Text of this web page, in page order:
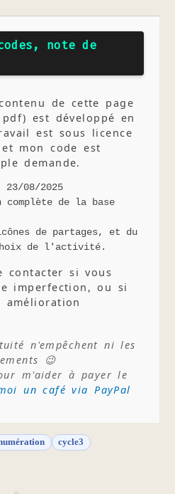
note de
de cette page
est développé en
est sous licence
et mon code est
demande.
08/2025
complète de la base
de partages, et du
de l'activité.
contacter si vous
imperfection, ou si
amélioration
n'empêchent ni les
😉
m'aider à payer le
un café via PayPal
cycle3